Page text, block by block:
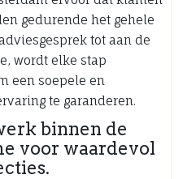
gedurende het gehele
tot aan de
wordt elke stap
een soepele en
te garanderen.
binnen de
voor waardevol